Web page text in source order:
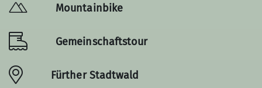
Mountainbike
Gemeinschaftstour
Fürther Stadtwald